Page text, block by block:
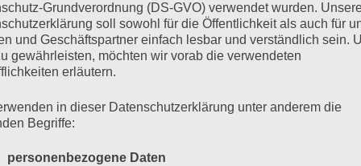
erleichtert, dass das Schabulski noch so leer ist und
Weizenglas poliert, niemand etwas mitbekommen
über nichts mehr wundert, schon gar nicht über
nicht zu tun, ich muss lachen. Ich kann nicht
hat. Rocko klettert wieder auf den Hocker, haut
Grundverordnung (DS-GVO) verwendet wurden.
soll sowohl für die Öffentlichkeit als auch für
und Geschäftspartner einfach lesbar und verständlich sein.
gewährleisten, möchten wir vorab die verwendeten
erläutern.
in dieser Datenschutzerklärung unter anderem die
Begriffe:
Daten